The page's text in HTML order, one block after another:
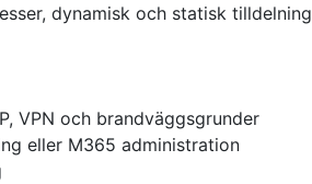
dynamisk och statisk tilldelning
VPN och brandväggsgrunder
eller M365 administration